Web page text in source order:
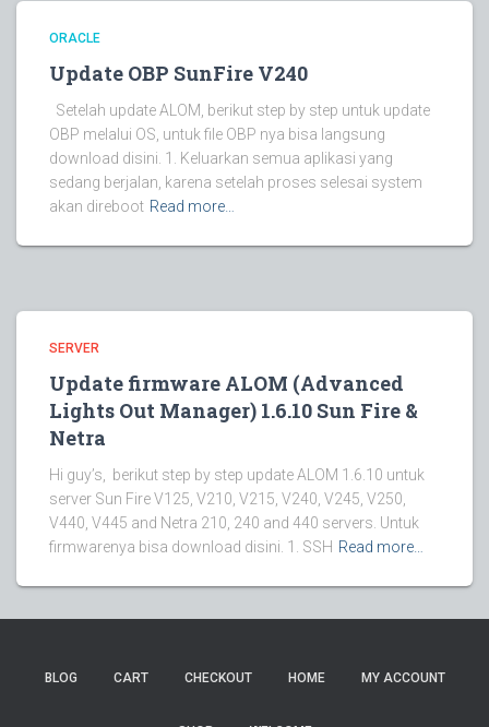
ORACLE
Update OBP SunFire V240
Setelah update ALOM, berikut step by step untuk update
OBP melalui OS, untuk file OBP nya bisa langsung
download disini. 1. Keluarkan semua aplikasi yang
sedang berjalan, karena setelah proses selesai system
akan direboot Read more…
SERVER
Update firmware ALOM (Advanced
Lights Out Manager) 1.6.10 Sun Fire &
Netra
Hi guy’s, berikut step by step update ALOM 1.6.10 untuk
server Sun Fire V125, V210, V215, V240, V245, V250,
V440, V445 and Netra 210, 240 and 440 servers. Untuk
firmwarenya bisa download disini. 1. SSH Read more…
BLOG CART CHECKOUT HOME MY ACCOUNT